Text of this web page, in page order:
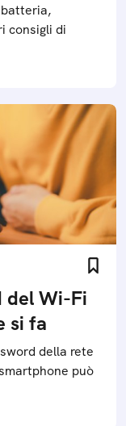
consigli di
del Wi-Fi
si fa
della rete
può